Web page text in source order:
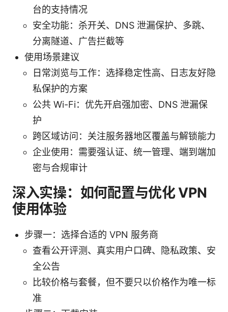
台的支持情况
安全功能：杀开关、DNS 泄漏保护、多跳、
分离隧道、广告拦截等
使用场景建议
日常浏览与工作：选择稳定性高、日志友好隐
私保护的方案
公共 Wi-Fi：优先开启强加密、DNS 泄漏保
护
跨区域访问：关注服务器地区覆盖与解锁能力
企业使用：需要强认证、统一管理、端到端加
密与合规审计
深入实操：如何配置与优化 VPN
使用体验
步骤一：选择合适的 VPN 服务商
查看公开评测、真实用户口碑、隐私政策、安
全公告
比较价格与套餐，但不要只以价格作为唯一标
准